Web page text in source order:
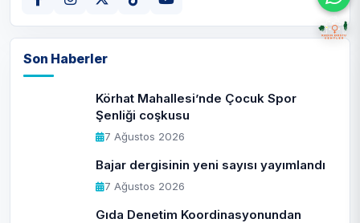
Son Haberler
Körhat Mahallesi’nde Çocuk Spor
Şenliği coşkusu
7 Ağustos 2026
Bajar dergisinin yeni sayısı yayımlandı
7 Ağustos 2026
Gıda Denetim Koordinasyonundan